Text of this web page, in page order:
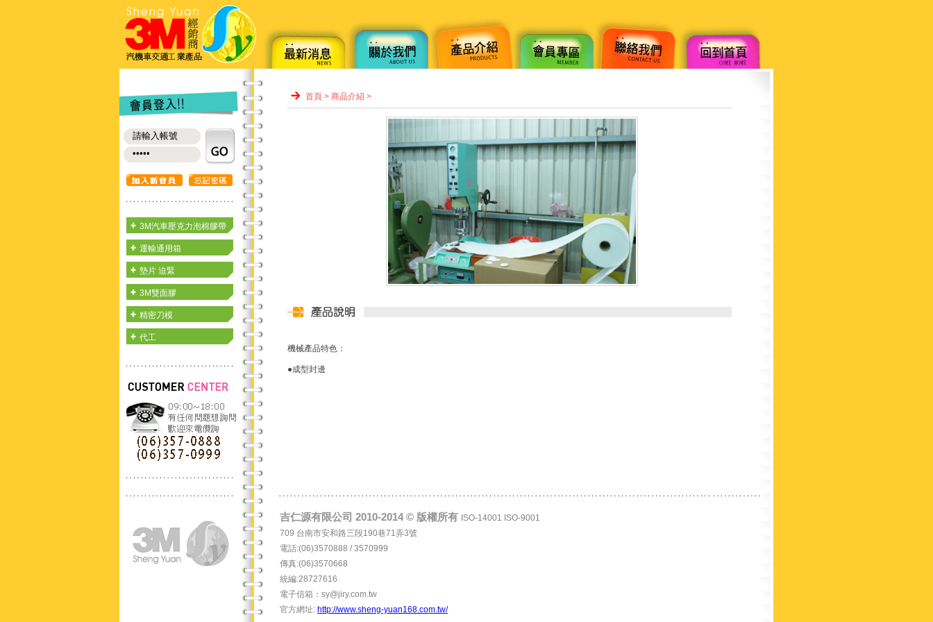
3M汽車壓克力泡棉膠帶
運輸通用箱
墊片 迫緊
3M雙面膠
精密刀模
代工
首頁 > 商品介紹 >
機械產品特色：
●成型封邊
吉仁源有限公司 2010-2014 © 版權所有 ISO-14001 ISO-9001
709 台南市安和路三段190巷71弄3號
電話:(06)3570888 / 3570999
傳真:(06)3570668
統編:28727616
電子信箱：sy@jiry.com.tw
官方網址: http://www.sheng-yuan168.com.tw/